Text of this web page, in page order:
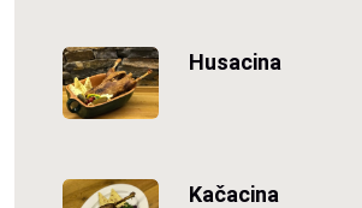
Husacina
Kačacina